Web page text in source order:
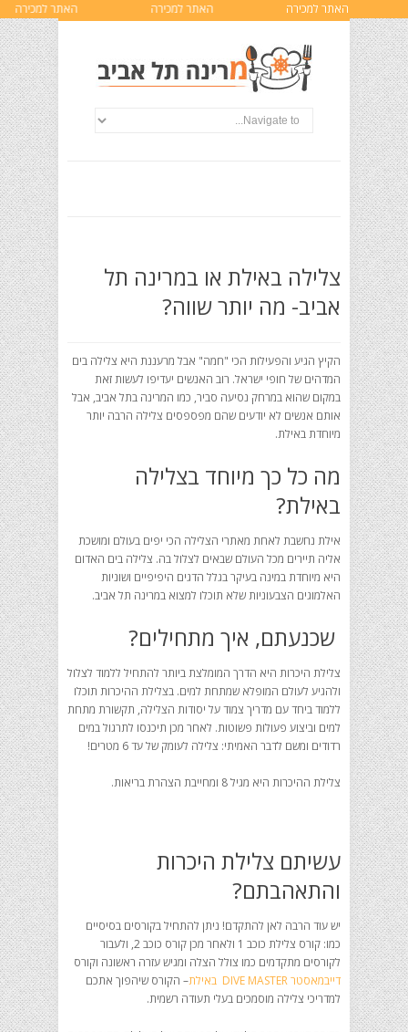
האתר למכירה האתר למכירה האתר למכירה
צלילה באילת או במרינה תל
אביב- מה יותר שווה?
הקיץ הגיע והפעילות הכי "חמה" אבל מרעננת היא צלילה בים
המדהים של חופי ישראל. רוב האנשים יעדיפו לעשות זאת
במקום שהוא במרחק נסיעה סביר, כמו המרינה בתל אביב, אבל
אותם אנשים לא יודעים שהם מפספסים צלילה הרבה יותר
מיוחדת באילת.
מה כל כך מיוחד בצלילה
באילת?
אילת נחשבת לאחת מאתרי הצלילה הכי יפים בעולם ומושכת
אליה תיירים מכל העולם שבאים לצלול בה. צלילה בים האדום
היא מיוחדת במינה בעיקר בגלל הדגים היפיפיים ושוניות
האלמוגים הצבעוניות שלא תוכלו למצוא במרינה תל אביב.
שכנעתם, איך מתחילים?
צלילת היכרות היא הדרך המומלצת ביותר להתחיל ללמוד לצלול
ולהגיע לעולם המופלא שמתחת למים. בצלילת ההיכרות תוכלו
ללמוד ביחד עם מדריך צמוד על יסודות הצלילה, תקשורת מתחת
למים וביצוע פעולות פשוטות. לאחר מכן תיכנסו לתרגול במים
רדודים ומשם לדבר האמיתי: צלילה לעומק של עד 6 מטרים!
צלילת ההיכרות היא מגיל 8 ומחייבת הצהרת בריאות.
עשיתם צלילת היכרות
והתאהבתם?
יש עוד הרבה לאן להתקדם! ניתן להתחיל בקורסים בסיסיים
כמו: קורס צלילת כוכב 1 ולאחר מכן קורס כוכב 2, ולעבור
לקורסים מתקדמים כמו צולל הצלה ומגיש עזרה ראשונה וקורס
דייבמאסטר DIVE MASTER באילת
– הקורס שיהפוך אתכם
למדריכי צלילה מוסמכים בעלי תעודה רשמית.